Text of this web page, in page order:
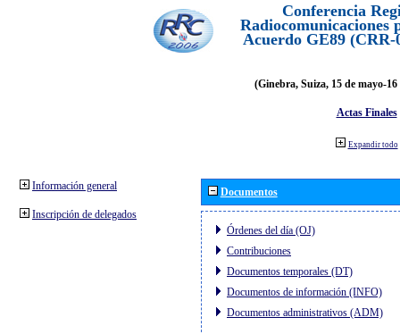
Conferencia
Radiocomunicaciones
Acuerdo GE89 (CRR-
(Ginebra, Suiza, 15 de mayo-
Actas Finales
Expandir todo
Información general
Inscripción de delegados
Documentos
Órdenes del día (OJ)
Contribuciones
Documentos temporales (DT)
Documentos de información (INFO)
Documentos administrativos (ADM)